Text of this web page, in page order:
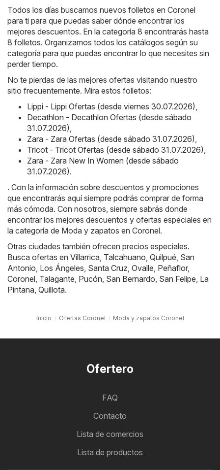
Todos los días buscamos nuevos folletos en Coronel
para ti para que puedas saber dónde encontrar los
mejores descuentos. En la categoría 8 encontrarás hasta
8 folletos. Organizamos todos los catálogos según su
categoría para que puedas encontrar lo que necesites sin
perder tiempo.
No te pierdas de las mejores ofertas visitando nuestro
sitio frecuentemente. Mira estos folletos:
Lippi - Lippi Ofertas (desde viernes 30.07.2026),
Decathlon - Decathlon Ofertas (desde sábado
31.07.2026),
Zara - Zara Ofertas (desde sábado 31.07.2026),
Tricot - Tricot Ofertas (desde sábado 31.07.2026),
Zara - Zara New In Women (desde sábado
31.07.2026).
. Con la información sobre descuentos y promociones
que encontrarás aquí siempre podrás comprar de forma
más cómoda. Con nosotros, siempre sabrás donde
encontrar los mejores descuentos y ofertas especiales en
la categoría de Moda y zapatos en Coronel.
Otras ciudades también ofrecen precios especiales.
Busca ofertas en Villarrica, Talcahuano, Quilpué, San
Antonio, Los Ángeles, Santa Cruz, Ovalle, Peñaflor,
Coronel, Talagante, Pucón, San Bernardo, San Felipe, La
Pintana, Quillota.
Inicio Ofertas Coronel Moda y zapatos Coronel
Ofertero
FAQ
Contacto
Lista de comercios
Lista de productos